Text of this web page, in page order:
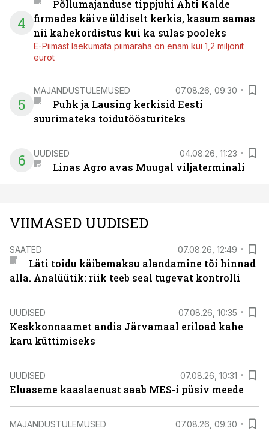
4
Põllumajanduse tippjuhi Ahti Kalde
firmades käive üldiselt kerkis, kasum samas
nii kahekordistus kui ka sulas pooleks
E-Piimast laekumata piimaraha on enam kui 1,2 miljonit
eurot
5
MAJANDUSTULEMUSED 07.08.26, 09:30
Puhk ja Lausing kerkisid Eesti
suurimateks toidutöösturiteks
6 UUDISED 04.08.26, 11:23
Linas Agro avas Muugal viljaterminali
VIIMASED UUDISED
SAATED 07.08.26, 12:49
Läti toidu käibemaksu alandamine tõi hinnad
alla. Analüütik: riik teeb seal tugevat kontrolli
UUDISED 07.08.26, 10:35
Keskkonnaamet andis Järvamaal eriload kahe
karu küttimiseks
UUDISED 07.08.26, 10:31
Eluaseme kaaslaenust saab MES-i püsiv meede
MAJANDUSTULEMUSED 07.08.26, 09:30